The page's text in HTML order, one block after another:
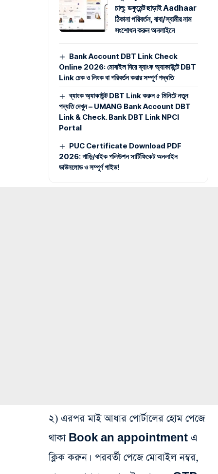
চালু: ডকুমেন্ট ছাড়াই Aadhaar
ঠিকানা পরিবর্তন, বাবা/স্বামীর নাম
সংশোধন করুন অনলাইনে
Bank Account DBT Link Check
Online 2026: মোবাইল দিয়ে ব্যাংক অ্যাকাউন্টে DBT
Link চেক ও লিংক বা পরিবর্তন করার সম্পূর্ণ পদ্ধতি
ব্যাংক অ্যাকাউন্ট DBT Link করুন ৫ মিনিটে নতুন
পদ্ধতি দেখুন – UMANG Bank Account DBT
Link & Check. Bank DBT Link NPCI
Portal
PUC Certificate Download PDF
2026: গাড়ি/বাইক পলিউশন সার্টিফিকেট অনলাইন
ডাউনলোড ও সম্পূর্ণ গাইড!
২) এরপর মাই আধার পোর্টালের হোম পেজে
থাকা Book an appointment এ
ক্লিক করুন। পরবর্তী পেজে মোবাইল নম্বর,